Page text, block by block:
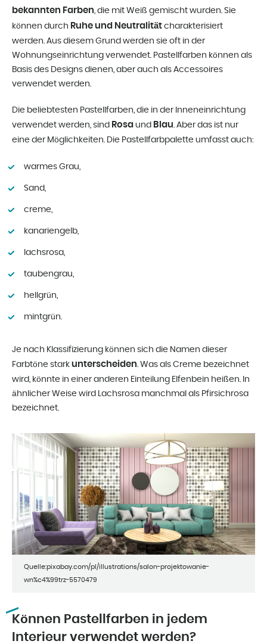
bekannten Farben, die mit Weiß gemischt wurden. Sie
können durch Ruhe und Neutralität charakterisiert
werden. Aus diesem Grund werden sie oft in der
Wohnungseinrichtung verwendet. Pastellfarben können als
Basis des Designs dienen, aber auch als Accessoires
verwendet werden.
Die beliebtesten Pastellfarben, die in der Inneneinrichtung
verwendet werden, sind Rosa und Blau. Aber das ist nur
eine der Möglichkeiten. Die Pastellfarbpalette umfasst auch:
warmes Grau,
Sand,
creme,
kanariengelb,
lachsrosa,
taubengrau,
hellgrün,
mintgrün.
Je nach Klassifizierung können sich die Namen dieser
Farbtöne stark unterscheiden. Was als Creme bezeichnet
wird, könnte in einer anderen Einteilung Elfenbein heißen. In
ähnlicher Weise wird Lachsrosa manchmal als Pfirsichrosa
bezeichnet.
Quelle:pixabay.com/pl/illustrations/salon-projektowanie-
wn%c4%99trz-5570479
Können Pastellfarben in jedem
Interieur verwendet werden?